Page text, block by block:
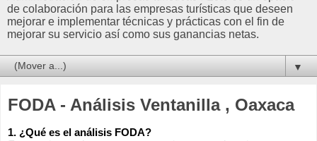
de colaboración para las empresas turísticas que deseen
mejorar e implementar técnicas y prácticas con el fin de
mejorar su servicio así como sus ganancias netas.
▼
FODA - Análisis Ventanilla , Oaxaca
1. ¿Qué es el análisis FODA?